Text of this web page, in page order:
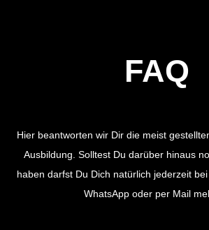
FAQ
Hier beantworten wir Dir die meist
Ausbildung. Solltest Du darüber hinaus
haben darfst Du Dich natürlich jederzeit
WhatsApp oder per Mail